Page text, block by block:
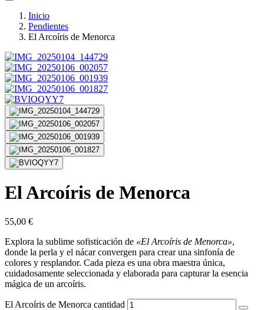
Inicio
Pendientes
El Arcoíris de Menorca
El Arcoíris de Menorca
55,00 €
Explora la sublime sofisticación de «El Arcoíris de Menorca»,
donde la perla y el nácar convergen para crear una sinfonía de
colores y resplandor. Cada pieza es una obra maestra única,
cuidadosamente seleccionada y elaborada para capturar la esencia
mágica de un arcoíris.
El Arcoíris de Menorca cantidad